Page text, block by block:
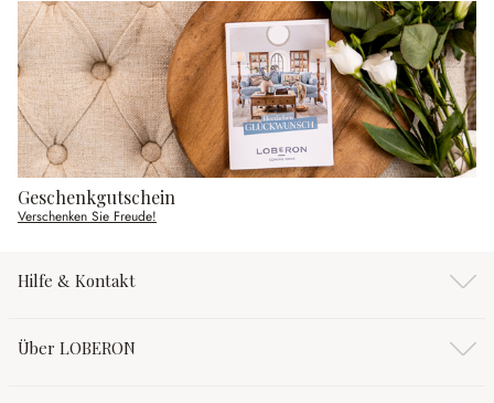
Geschenkgutschein
Verschenken Sie Freude!
Hilfe & Kontakt
Über LOBERON